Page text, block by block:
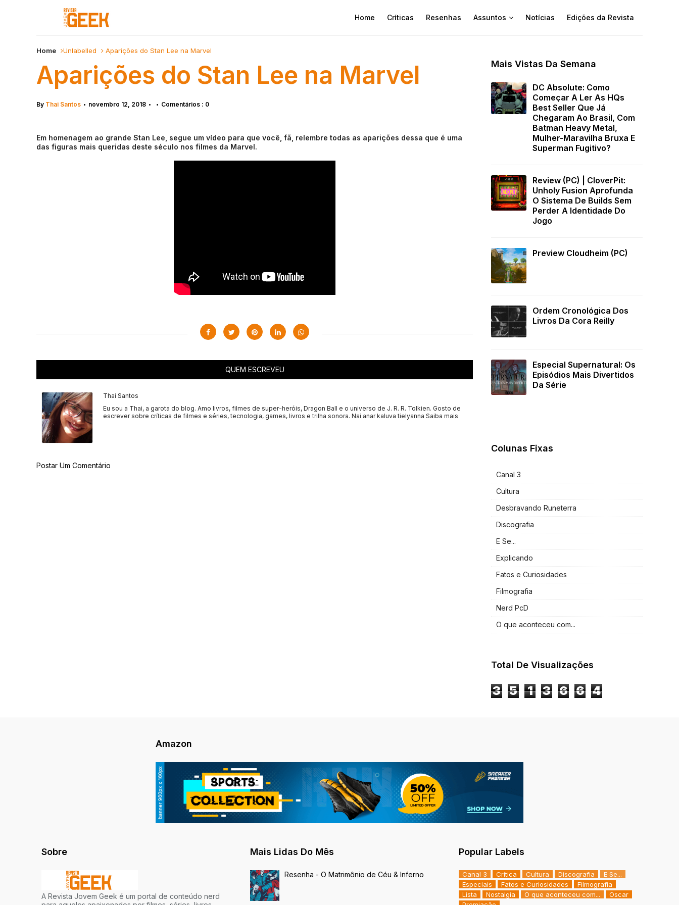
Home Críticas Resenhas Assuntos Notícias Edições da Revista
Home Unlabelled Aparições do Stan Lee na Marvel
Aparições do Stan Lee na Marvel
By Thai Santos • novembro 12, 2018 • • Comentários : 0
Em homenagem ao grande Stan Lee, segue um vídeo para que você, fã, relembre todas as aparições dessa que é uma
das figuras mais queridas deste século nos filmes da Marvel.
QUEM ESCREVEU
Thai Santos
Eu sou a Thai, a garota do blog. Amo livros, filmes de super-heróis, Dragon Ball e o universo de J. R. R. Tolkien. Gosto de
escrever sobre críticas de filmes e séries, tecnologia, games, livros e trilha sonora. Nai anar kaluva tielyanna Saiba mais
Postar Um Comentário
Mais Vistas Da Semana
DC Absolute: Como
Começar A Ler As HQs
Best Seller Que Já
Chegaram Ao Brasil, Com
Batman Heavy Metal,
Mulher-Maravilha Bruxa E
Superman Fugitivo?
Review (PC) | CloverPit:
Unholy Fusion Aprofunda
O Sistema De Builds Sem
Perder A Identidade Do
Jogo
Preview Cloudheim (PC)
Ordem Cronológica Dos
Livros Da Cora Reilly
Especial Supernatural: Os
Episódios Mais Divertidos
Da Série
Colunas Fixas
Canal 3
Cultura
Desbravando Runeterra
Discografia
E Se...
Explicando
Fatos e Curiosidades
Filmografia
Nerd PcD
O que aconteceu com...
Total De Visualizações
3 5 1 3 6 6 4
Amazon
Sobre
A Revista Jovem Geek é um portal de conteúdo nerd
Mais Lidas Do Mês
Resenha - O Matrimônio de Céu & Inferno
Popular Labels
Canal 3 Crítica Cultura Discografia
E Se...
Especiais
Fatos e Curiosidades
Filmografia
Lista
Nostalgia O que aconteceu com...
Oscar